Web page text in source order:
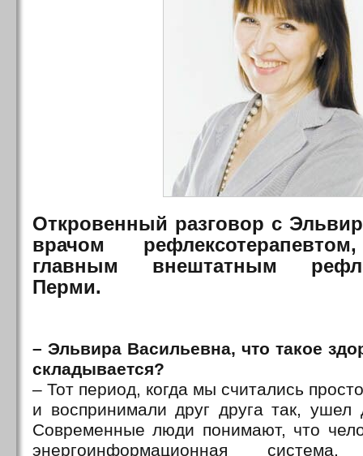
Откровенный разговор с
врачом
главным внештатным
Перми.
– Эльвира Васильевна, что такое
складывается?
– Тот период, когда мы считались
и воспринимали друг друга так,
Современные люди понимают, что
энергоинформационная